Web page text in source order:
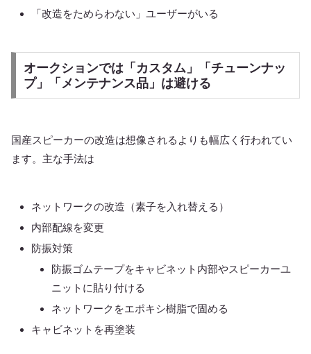
「改造をためらわない」ユーザーがいる
オークションでは「カスタム」「チューンナッ
プ」「メンテナンス品」は避ける
国産スピーカーの改造は想像されるよりも幅広く行われてい
ます。主な手法は
ネットワークの改造（素子を入れ替える）
内部配線を変更
防振対策
防振ゴムテープをキャビネット内部やスピーカーユ
ニットに貼り付ける
ネットワークをエポキシ樹脂で固める
キャビネットを再塗装